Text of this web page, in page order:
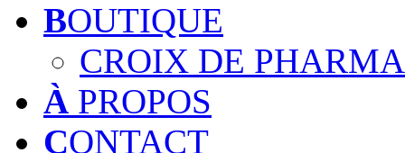
BOUTIQUE
CROIX DE
À PROPOS
CONTACT